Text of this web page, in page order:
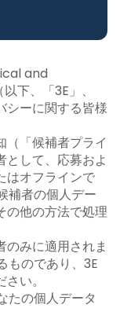
and
下、「3E」、
シーに関する皆様
（「候補者プライ
として、応募およ
はオフラインで
補者の個人デー
の他の方法で処理
のみに適用されま
ものであり、3E
い。
たの個人データ